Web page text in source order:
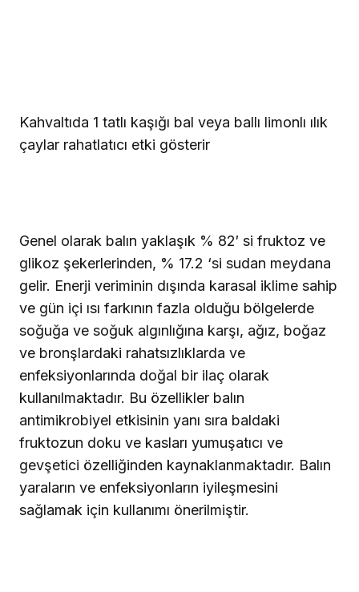
Kahvaltıda 1 tatlı kaşığı bal veya ballı limonlı ılık
çaylar rahatlatıcı etki gösterir
Genel olarak balın yaklaşık % 82′ si fruktoz ve
glikoz şekerlerinden, % 17.2 ‘si sudan meydana
gelir. Enerji veriminin dışında karasal iklime sahip
ve gün içi ısı farkının fazla olduğu bölgelerde
soğuğa ve soğuk algınlığına karşı, ağız, boğaz
ve bronşlardaki rahatsızlıklarda ve
enfeksiyonlarında doğal bir ilaç olarak
kullanılmaktadır. Bu özellikler balın
antimikrobiyel etkisinin yanı sıra baldaki
fruktozun doku ve kasları yumuşatıcı ve
gevşetici özelliğinden kaynaklanmaktadır. Balın
yaraların ve enfeksiyonların iyileşmesini
sağlamak için kullanımı önerilmiştir.